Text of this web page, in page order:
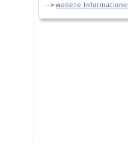
--> weitere